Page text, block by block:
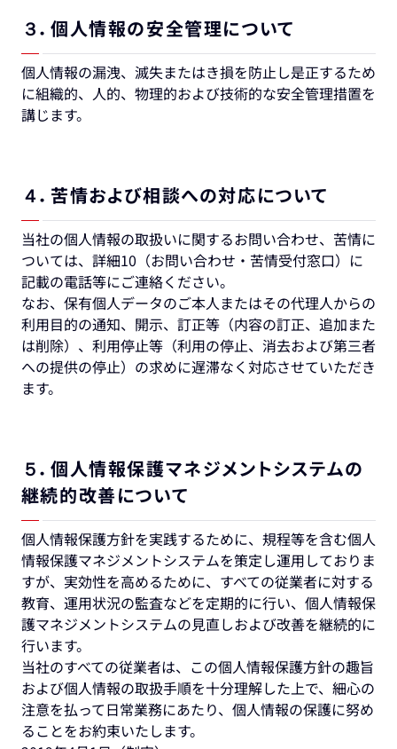
３．個人情報の安全管理について
個人情報の漏洩、滅失またはき損を防止し是正するため
に組織的、人的、物理的および技術的な安全管理措置を
講じます。
４．苦情および相談への対応について
当社の個人情報の取扱いに関するお問い合わせ、苦情に
ついては、詳細10（お問い合わせ・苦情受付窓口）に
記載の電話等にご連絡ください。
なお、保有個人データのご本人またはその代理人からの
利用目的の通知、開示、訂正等（内容の訂正、追加また
は削除）、利用停止等（利用の停止、消去および第三者
への提供の停止）の求めに遅滞なく対応させていただき
ます。
５．個人情報保護マネジメントシステムの
継続的改善について
個人情報保護方針を実践するために、規程等を含む個人
情報保護マネジメントシステムを策定し運用しておりま
すが、実効性を高めるために、すべての従業者に対する
教育、運用状況の監査などを定期的に行い、個人情報保
護マネジメントシステムの見直しおよび改善を継続的に
行います。
当社のすべての従業者は、この個人情報保護方針の趣旨
および個人情報の取扱手順を十分理解した上で、細心の
注意を払って日常業務にあたり、個人情報の保護に努め
ることをお約束いたします。